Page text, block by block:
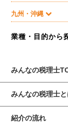
九州・沖縄
業種・目的から
みんなの税理士
みんなの税理士
紹介の流れ